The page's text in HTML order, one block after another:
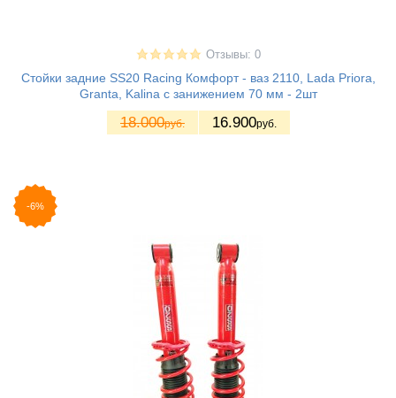
Отзывы: 0
Стойки задние SS20 Racing Комфорт - ваз 2110, Lada Priora,
Granta, Kalina с занижением 70 мм - 2шт
18.000руб. 16.900руб.
-6%